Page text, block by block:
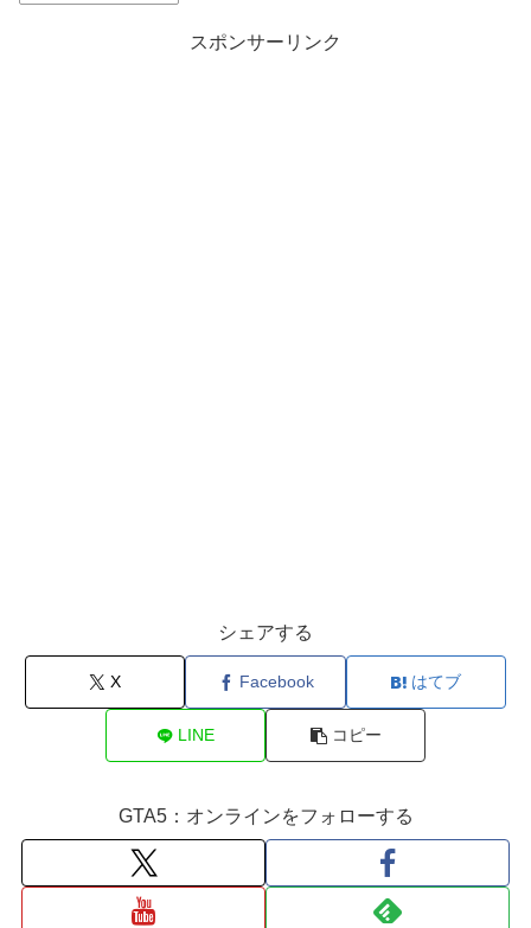
スポンサーリンク
シェアする
X Facebook はてブ
LINE コピー
GTA5：オンラインをフォローする